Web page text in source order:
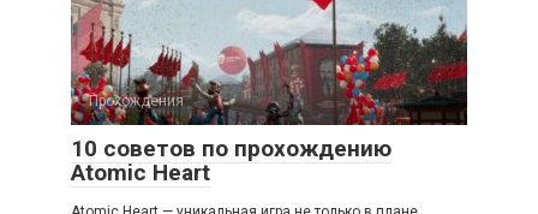
Прохождения
10 советов по прохождению
Atomic Heart